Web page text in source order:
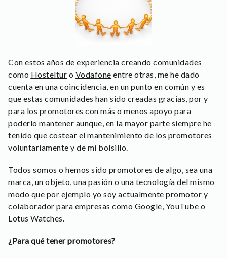
Con estos años de experiencia creando comunidades
como Hosteltur o Vodafone entre otras, me he dado
cuenta en una coincidencia, en un punto en común y es
que estas comunidades han sido creadas gracias, por y
para los promotores con más o menos apoyo para
poderlo mantener aunque, en la mayor parte siempre he
tenido que costear el mantenimiento de los promotores
voluntariamente y de mi bolsillo.
Todos somos o hemos sido promotores de algo, sea una
marca, un objeto, una pasión o una tecnología del mismo
modo que por ejemplo yo soy actualmente promotor y
colaborador para empresas como Google, YouTube o
Lotus Watches.
¿Para qué tener promotores?